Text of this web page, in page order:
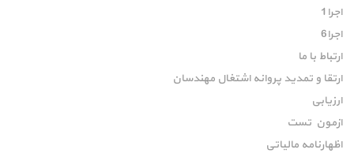
اجرا1
اجرا6
ارتباط با ما
ارتقا و تمدید پروانه اشتغال مهندسان
ارزیابی
ازمون تست
اظهارنامه مالیاتی